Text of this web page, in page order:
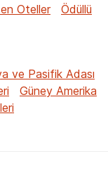
Oteller
Ödüllü
ve Pasifik Adası
Güney Amerika